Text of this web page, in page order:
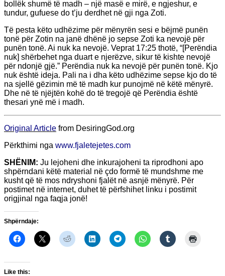
bollëk shumë të madh – një masë e mirë, e ngjeshur, e
tundur, gufuese do t’ju derdhet në gji nga Zoti.
Të pesta këto udhëzime për mënyrën sesi e bëjmë punën
tonë për Zotin na janë dhënë jo sepse Zoti ka nevojë për
punën tonë. Ai nuk ka nevojë. Veprat 17:25 thotë, “[Perëndia
nuk] shërbehet nga duart e njerëzve, sikur të kishte nevojë
për ndonjë gjë.” Perëndia nuk ka nevojë për punën tonë. Kjo
nuk është ideja. Pali na i dha këto udhëzime sepse kjo do të
na sjellë gëzimin më të madh kur punojmë në këtë mënyrë.
Dhe në të njëjtën kohë do të tregojë që Perëndia është
thesari ynë më i madh.
Original Article from DesiringGod.org
Përkthimi nga www.fjaletejetes.com
SHËNIM: Ju lejoheni dhe inkurajoheni ta riprodhoni apo
shpërndani këtë material në çdo formë të mundshme me
kusht që të mos ndryshoni fjalët në asnjë mënyrë. Për
postimet në internet, duhet të përfshihet linku i postimit
origjinal nga faqja jonë!
Shpërndaje:
Like this: